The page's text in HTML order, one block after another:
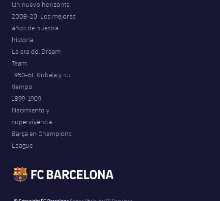
Un nuevo horizonte
2008-20. Los mejores
años de nuestra
historia
La era del Dream
Team
1950-61. Kubala y su
tiempo
1899-1909.
Nacimiento y
supervivencia
Barça en Champions
League